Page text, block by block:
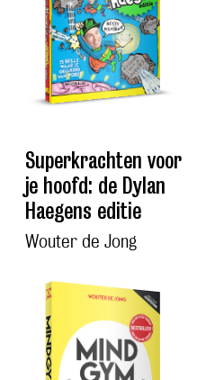
Superkrachten voor
je hoofd: de Dylan
Haegens editie
Wouter de Jong